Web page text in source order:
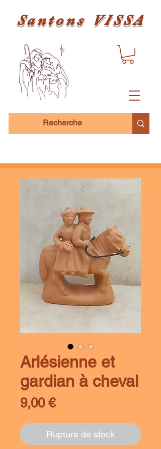
Santons VISSA
Arlésienne et
gardian à cheval
9,00 €Prix
Rupture de stock